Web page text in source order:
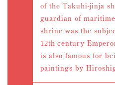
of the Takuhi-jinja
guardian of
shrine was the
12th-century
is also famous for
paintings by